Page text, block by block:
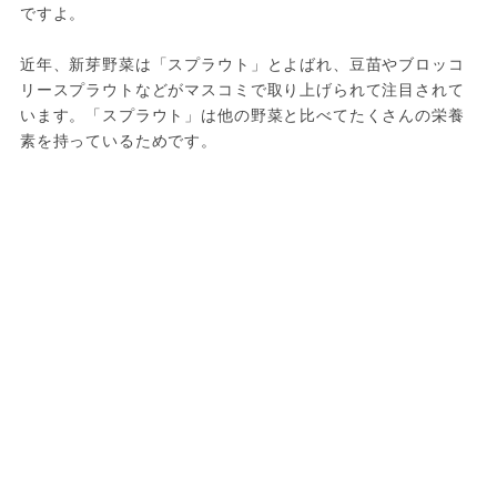
ですよ。
近年、新芽野菜は「スプラウト」とよばれ、豆苗やブロッコ
リースプラウトなどがマスコミで取り上げられて注目されて
います。「スプラウト」は他の野菜と比べてたくさんの栄養
素を持っているためです。